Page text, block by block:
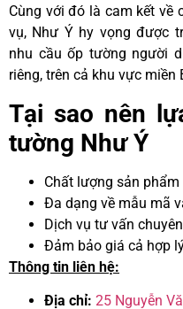
Cùng với đó là cam kết về
vụ, Như Ý hy vọng được
nhu cầu ốp tường người
riêng, trên cả khu vực miền
Tại sao nên
tường Như Ý
Chất lượng sản
Đa dạng về mẫu mã
Dịch vụ tư vấn
Đảm bảo giá cả hợp
Thông tin liên hệ:
Địa chỉ: 25 Nguyễn